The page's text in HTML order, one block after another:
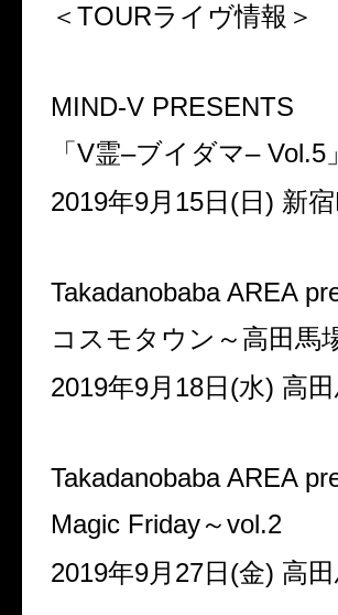
＜TOURライヴ情報＞
MIND-V PRESENTS
「 V霊–ブイダマ– Vol.5 」
2019年9月 15日 (日 ) 新宿
Takadanobaba AREA
コスモタウン～高田馬
2019年9月 18日 (水) 高
Takadanobaba AREA
Magic Friday～vol.2
2019年9月 27日 (金) 高